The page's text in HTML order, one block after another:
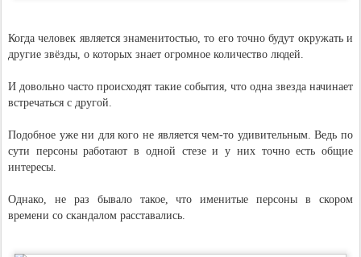
Когда человек является знаменитостью, то его точно будут окружать и
другие звёзды, о которых знает огромное количество людей.
И довольно часто происходят такие события, что одна звезда начинает
встречаться с другой.
Подобное уже ни для кого не является чем-то удивительным. Ведь по
сути персоны работают в одной стезе и у них точно есть общие
интересы.
Однако, не раз бывало такое, что именитые персоны в скором
времени со скандалом расставались.